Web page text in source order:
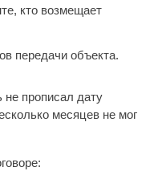
кто возмещает
передачи объекта.
прописал дату
месяцев не мог